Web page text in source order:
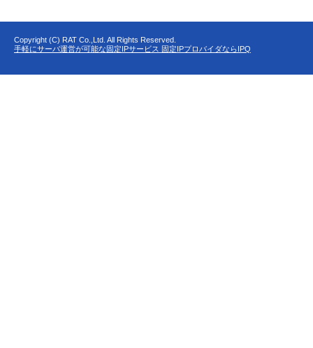
Copyright (C) RAT Co.,Ltd. All Rights Reserved.
手軽にサーバ運営が可能な固定IPサービス 固定IPプロバイダならIPQ